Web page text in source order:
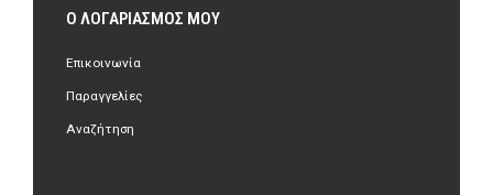
Ο ΛΟΓΑΡΙΑΣΜΌΣ ΜΟΥ
Επικοινωνία
Παραγγελίες
Αναζήτηση